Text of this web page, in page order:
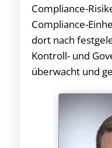
Compliance-
Compliance-
dort nach
Kontroll- und
überwacht und